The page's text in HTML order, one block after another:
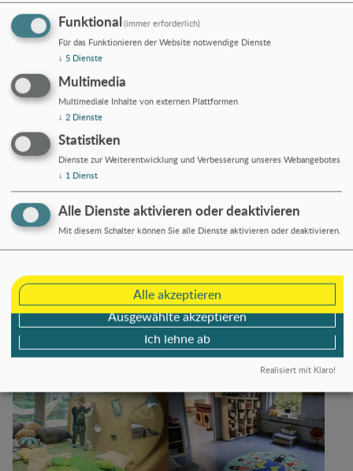
Was uns wichtig ist.
Wir sind eine Gemeinschaft, in der zusammen
Feste gefeiert, gearbeitet und manchmal auch
Konflikte geführt werden. Uns ist es wichtig, all
diese Dinge mit einer Haltung der
Wertschätzung zu tun.
Funktional(immer erforderlich)
Für das Funktionieren der Website notwendige Dienste
↓ 5 Dienste
Multimedia
Multimediale Inhalte von externen Plattformen
↓ 2 Dienste
Statistiken
Dienste zur Weiterentwicklung und Verbesserung unseres Webangebotes
↓ 1 Dienst
Alle Dienste aktivieren oder deaktivieren
Mit diesem Schalter können Sie alle Dienste aktivieren oder deaktivieren.
Ich lehne ab
Ausgewählte akzeptieren
Alle akzeptieren
Realisiert mit Klaro!